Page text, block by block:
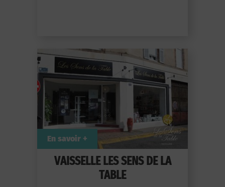
VAISSELLE LES SENS DE LA
TABLE
En savoir +